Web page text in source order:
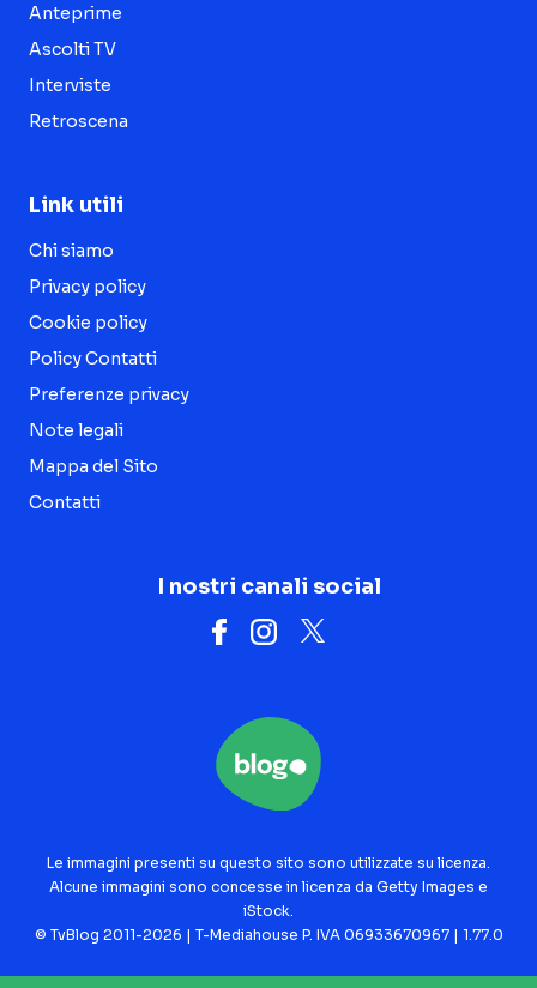
Anteprime
Ascolti TV
Interviste
Retroscena
Link utili
Chi siamo
Privacy policy
Cookie policy
Policy Contatti
Preferenze privacy
Note legali
Mappa del Sito
Contatti
I nostri canali social
Le immagini presenti su questo sito sono utilizzate su licenza.
Alcune immagini sono concesse in licenza da Getty Images e
iStock.
© TvBlog 2011-2026 | T-Mediahouse P. IVA 06933670967 | 1.77.0